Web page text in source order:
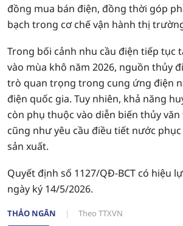
đồng mua bán điện, đồng thời góp
bạch trong cơ chế vận hành thị
Trong bối cảnh nhu cầu điện tiếp tục
vào mùa khô năm 2026, nguồn thủy
trò quan trọng trong cung ứng điện
điện quốc gia. Tuy nhiên, khả năng
còn phụ thuộc vào diễn biến thủy văn
cũng như yêu cầu điều tiết nước phục
sản xuất.
Quyết định số 1127/QĐ-BCT có hiệu
ngày ký 14/5/2026.
THẢO NGÂN Theo TTXVN